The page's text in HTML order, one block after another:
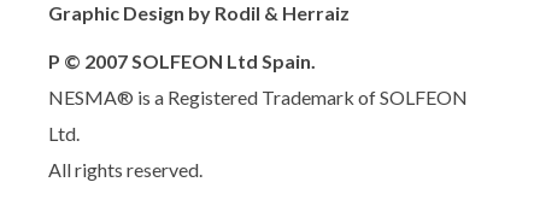
Graphic Design by Rodil & Herraiz
P © 2007 SOLFEON Ltd Spain.
NESMA® is a Registered Trademark of SOLFEON
Ltd.
All rights reserved.